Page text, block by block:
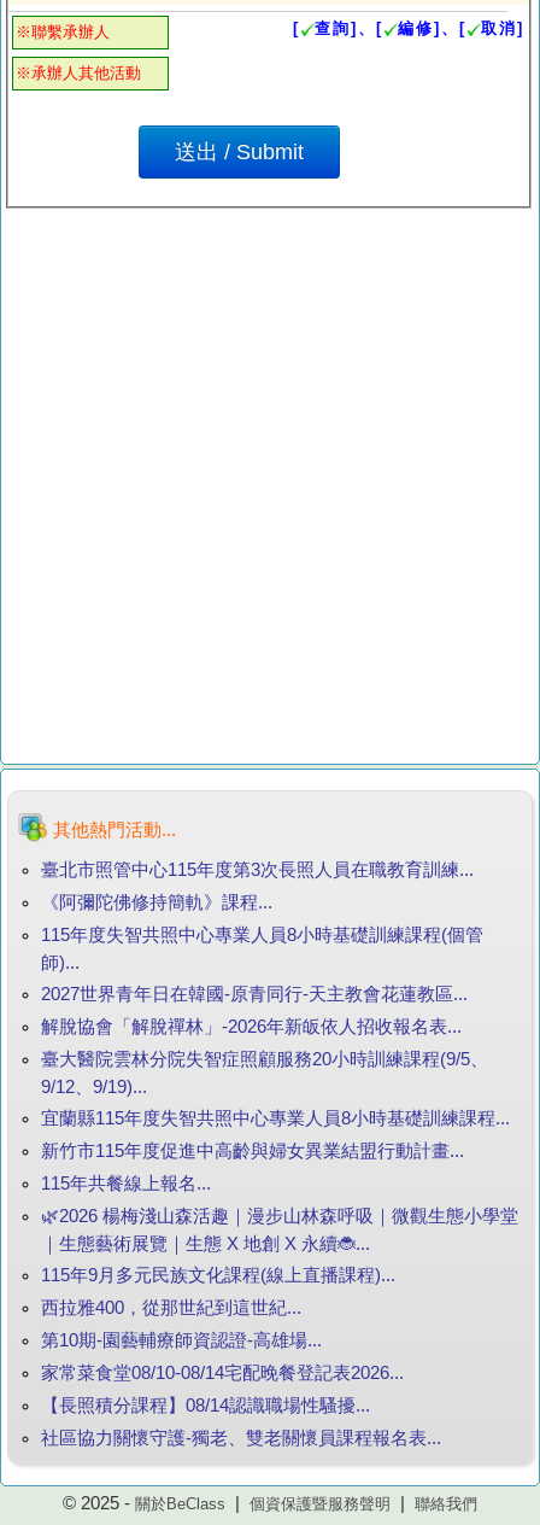
※聯繫承辦人
※承辦人其他活動
[ 查詢]、[ 編修]、[ 取消]
其他熱門活動...
臺北市照管中心115年度第3次長照人員在職教育訓練...
《阿彌陀佛修持簡軌》課程...
115年度失智共照中心專業人員8小時基礎訓練課程(個管
師)...
2027世界青年日在韓國-原青同行-天主教會花蓮教區...
解脫協會「解脫禪林」-2026年新皈依人招收報名表...
臺大醫院雲林分院失智症照顧服務20小時訓練課程(9/5、
9/12、9/19)...
宜蘭縣115年度失智共照中心專業人員8小時基礎訓練課程...
新竹市115年度促進中高齡與婦女異業結盟行動計畫...
115年共餐線上報名...
🌿2026 楊梅淺山森活趣｜漫步山林森呼吸｜微觀生態小學堂
｜生態藝術展覽｜生態 X 地創 X 永續🐞...
115年9月多元民族文化課程(線上直播課程)...
西拉雅400，從那世紀到這世紀...
第10期-園藝輔療師資認證-高雄場...
家常菜食堂08/10-08/14宅配晚餐登記表2026...
【長照積分課程】08/14認識職場性騷擾...
社區協力關懷守護-獨老、雙老關懷員課程報名表...
© 2025 - 關於BeClass 個資保護暨服務聲明 聯絡我們